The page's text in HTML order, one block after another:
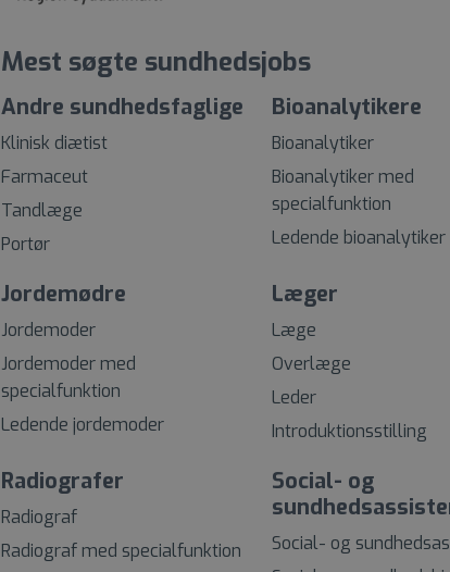
Mest søgte sundhedsjobs
Andre sundhedsfaglige
Klinisk diætist
Farmaceut
Tandlæge
Portør
Bioanalytikere
Bioanalytiker
Bioanalytiker med
specialfunktion
Ledende bioanalytiker
Jordemødre
Jordemoder
Jordemoder med
specialfunktion
Ledende jordemoder
Læger
Læge
Overlæge
Leder
Introduktionsstilling
Radiografer
Radiograf
Radiograf med specialfunktion
Social- og
Social- og